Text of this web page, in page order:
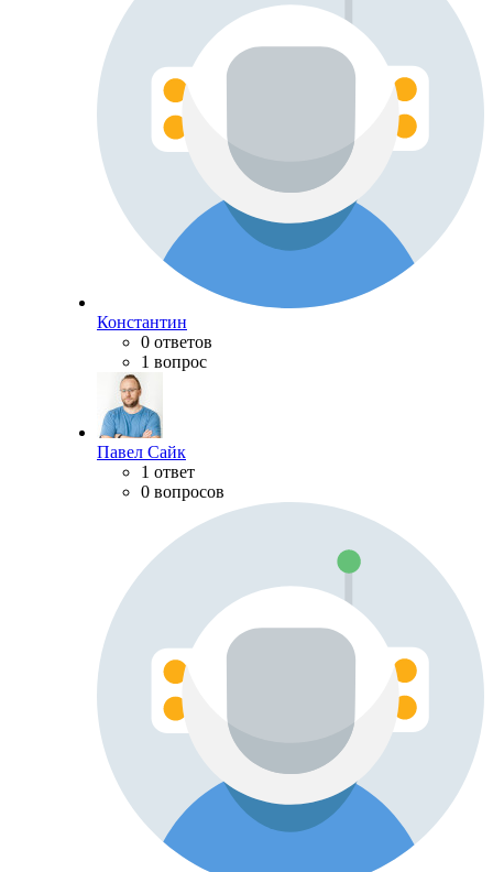
Константин
0 ответов
1 вопрос
Павел Сайк
1 ответ
0 вопросов